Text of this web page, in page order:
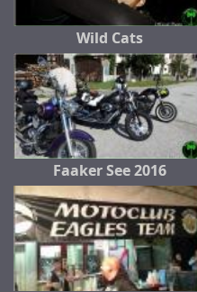
Wild Cats
Faaker See 2016